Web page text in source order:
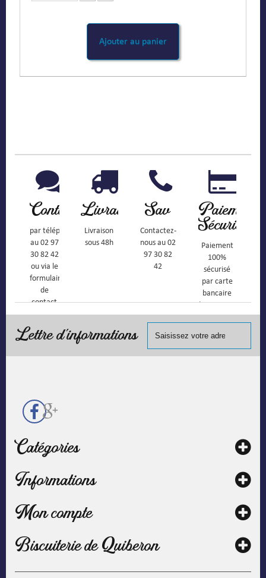
Ajouter au panier
Contact
par téléphone
au 02 97
30 82 42
ou via le
formulaire
de
contact
Livraison
Livraison
sous 48h
Sav
Contactez-
nous au 02
97 30 82
42
Paiement
Sécurisé
Paiement
100%
sécurisé
par carte
bancaire
(Mastercard,
Visa, ...) et
Lettre d'informations
Catégories
Informations
Mon compte
Biscuiterie de Quiberon